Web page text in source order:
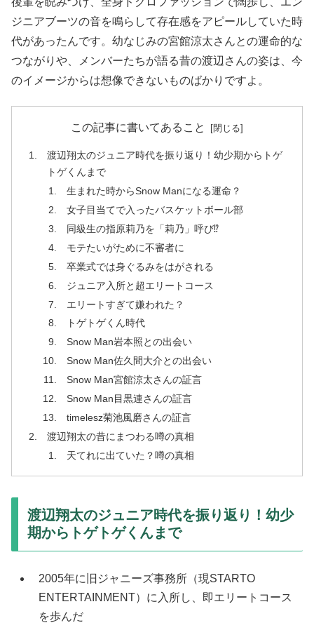
ジニアブーツの音を鳴らして存在感をアピールしていた時
代があったんです。幼なじみの宮館涼太さんとの運命的な
つながりや、メンバーたちが語る昔の渡辺さんの姿は、今
のイメージからは想像できないものばかりですよ。
この記事に書いてあること
渡辺翔太のジュニア時代を振り返り！幼少期からトゲ
トゲくんまで
生まれた時からSnow Manになる運命？
女子目当てで入ったバスケットボール部
同級生の指原莉乃を「莉乃」呼び⁉
モテたいがために不審者に
卒業式では身ぐるみをはがされる
ジュニア入所と超エリートコース
エリートすぎて嫌われた？
トゲトゲくん時代
Snow Man岩本照との出会い
Snow Man佐久間大介との出会い
Snow Man宮館涼太さんの証言
Snow Man目黒連さんの証言
timelesz菊池風磨さんの証言
渡辺翔太の昔にまつわる噂の真相
天てれに出ていた？噂の真相
渡辺翔太のジュニア時代を振り返り！幼少
期からトゲトゲくんまで
2005年に旧ジャニーズ事務所（現STARTO
ENTERTAINMENT）に入所し、即エリートコース
を歩んだ